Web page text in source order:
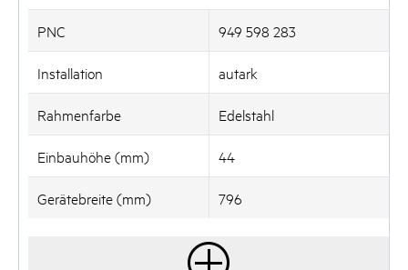
PNC 949 598 283
Installation autark
Rahmenfarbe Edelstahl
Einbauhöhe (mm) 44
Gerätebreite (mm) 796